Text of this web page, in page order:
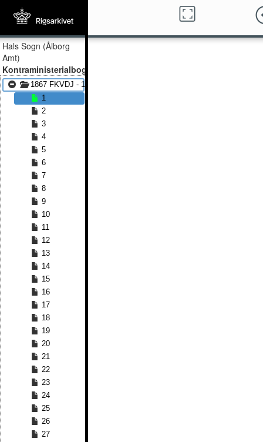
Hals Sogn (Ålborg
Amt)
Kontraministerialbog
1867 FKVDJ - 1875 FKVDJ
1
2
3
4
5
6
7
8
9
10
11
12
13
14
15
16
17
18
19
20
21
22
23
24
25
26
27